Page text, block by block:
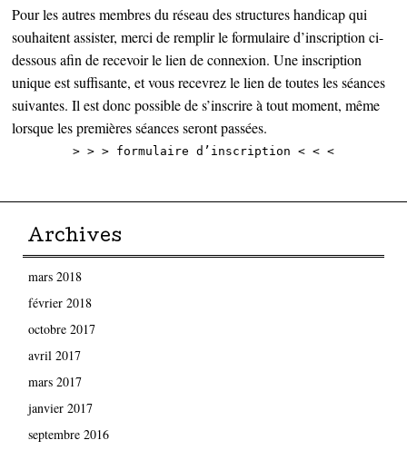
Pour les autres membres du réseau des structures handicap qui
souhaitent assister, merci de remplir le formulaire d’inscription ci-
dessous afin de recevoir le lien de connexion. Une inscription
unique est suffisante, et vous recevrez le lien de toutes les séances
suivantes. Il est donc possible de s’inscrire à tout moment, même
lorsque les premières séances seront passées.
> > > formulaire d’inscription < < <
Archives
mars 2018
février 2018
octobre 2017
avril 2017
mars 2017
janvier 2017
septembre 2016